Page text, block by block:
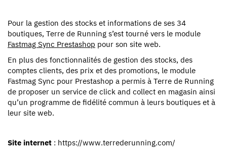
Pour la gestion des stocks et informations de ses 34
boutiques, Terre de Running s’est tourné vers le module
Fastmag Sync Prestashop pour son site web.
En plus des fonctionnalités de gestion des stocks, des
comptes clients, des prix et des promotions, le module
Fastmag Sync pour Prestashop a permis à Terre de Running
de proposer un service de click and collect en magasin ainsi
qu’un programme de fidélité commun à leurs boutiques et à
leur site web.
Site internet : https://www.terrederunning.com/